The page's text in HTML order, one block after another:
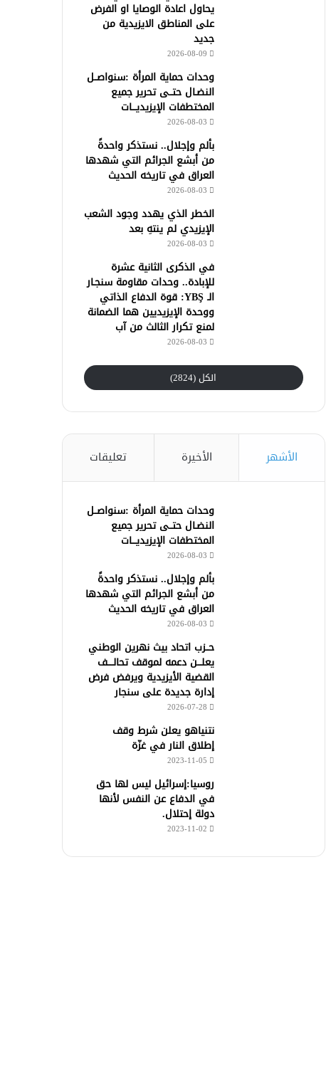
يحاول اعادة الوصايا او الفرض
على المناطق الايزيدية من
جديد
2026-08-09
وحدات حماية المرأة :سنواصــل
النضـال حتــى تحرير جميع
المختطفات الإيزيديـــات
2026-08-03
بألم وإجلال.. نستذكر واحدةً
من أبشع الجرائم التي شهدها
العراق في تاريخه الحديث
2026-08-03
الخطر الذي يهدد وجود الشعب
الإيزيدي لم ينتهِ بعد
2026-08-03
في الذكرى الثانية عشرة
للإبادة.. وحدات مقاومة سنجـار
الـ YBŞ: قوة الدفاع الذاتي
ووحدة الإيزيديين هما الضمانة
لمنع تكرار الثالث من آب
2026-08-03
الكل (2824)
الأشهر الأخيرة تعليقات
وحدات حماية المرأة :سنواصــل
النضـال حتــى تحرير جميع
المختطفات الإيزيديـــات
2026-08-03
بألم وإجلال.. نستذكر واحدةً
من أبشع الجرائم التي شهدها
العراق في تاريخه الحديث
2026-08-03
حــزب اتحاد بيث نهرين الوطني
يعلـــن دعمه لموقف تحالــــف
القضية الأيزيدية ويرفض فرض
إدارة جديدة على سنجار
2026-07-28
نتنياهو يعلن شرط وقف
إطلاق النار في غزّة
2023-11-05
روسيا:إسرائيل ليس لها حق
في الدفاع عن النفس لأنها
دولة إحتلال.
2023-11-02